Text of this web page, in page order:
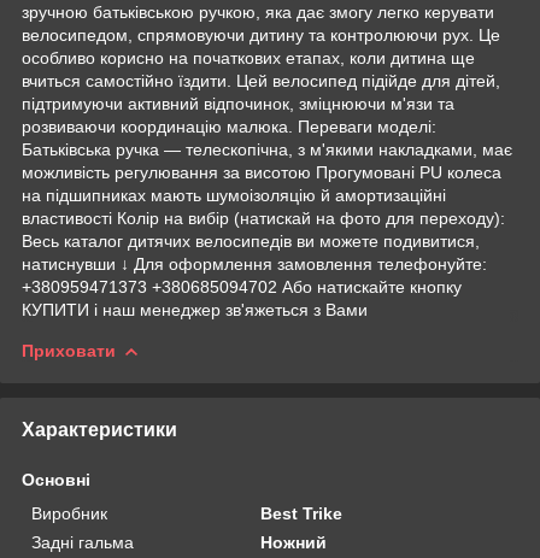
зручною батьківською ручкою, яка дає змогу легко керувати
велосипедом, спрямовуючи дитину та контролюючи рух. Це
особливо корисно на початкових етапах, коли дитина ще
вчиться самостійно їздити. Цей велосипед підійде для дітей,
підтримуючи активний відпочинок, зміцнюючи м'язи та
розвиваючи координацію малюка. Переваги моделі:
Батьківська ручка — телескопічна, з м'якими накладками, має
можливість регулювання за висотою Прогумовані PU колеса
на підшипниках мають шумоізоляцію й амортизаційні
властивості Колір на вибір (натискай на фото для переходу):
Весь каталог дитячих велосипедів ви можете подивитися,
натиснувши ↓ Для оформлення замовлення телефонуйте:
+380959471373 +380685094702 Або натискайте кнопку
КУПИТИ і наш менеджер зв'яжеться з Вами
Приховати
Характеристики
Основні
Виробник
Best Trike
Задні гальма
Ножний